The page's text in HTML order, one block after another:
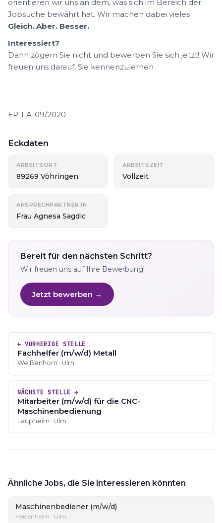
orientieren wir uns an dem, was sich im Bereich der
Jobsuche bewährt hat. Wir machen dabei vieles
Gleich. Aber. Besser.
Interessiert?
Dann zögern Sie nicht und bewerben Sie sich jetzt! Wir
freuen uns darauf, Sie kennenzulernen
EP-FA-09/2020
Eckdaten
ARBEITSORT
89269 Vöhringen
ARBEITSZEIT
Vollzeit
ANSPRECHPARTNER:IN
Frau Agnesa Sagdic
Bereit für den nächsten Schritt?
Wir freuen uns auf Ihre Bewerbung!
Jetzt bewerben →
← VORHERIGE STELLE
Fachhelfer (m/w/d) Metall
Weißenhorn · Ulm
NÄCHSTE STELLE →
Mitarbeiter (m/w/d) für die CNC-
Maschinenbedienung
Laupheim · Ulm
Ähnliche Jobs, die Sie interessieren könnten
Maschinenbediener (m/w/d)
Heidenheim · Ulm